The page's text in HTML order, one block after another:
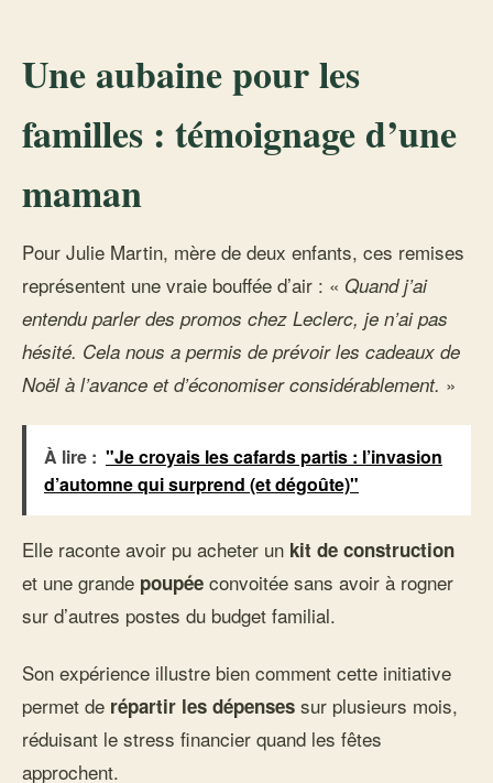
Une aubaine pour les
familles : témoignage d’une
maman
Pour Julie Martin, mère de deux enfants, ces remises
représentent une vraie bouffée d’air : « Quand j’ai
entendu parler des promos chez Leclerc, je n’ai pas
hésité. Cela nous a permis de prévoir les cadeaux de
Noël à l’avance et d’économiser considérablement. »
À lire : "Je croyais les cafards partis : l’invasion
d’automne qui surprend (et dégoûte)"
Elle raconte avoir pu acheter un kit de construction
et une grande poupée convoitée sans avoir à rogner
sur d’autres postes du budget familial.
Son expérience illustre bien comment cette initiative
permet de répartir les dépenses sur plusieurs mois,
réduisant le stress financier quand les fêtes
approchent.